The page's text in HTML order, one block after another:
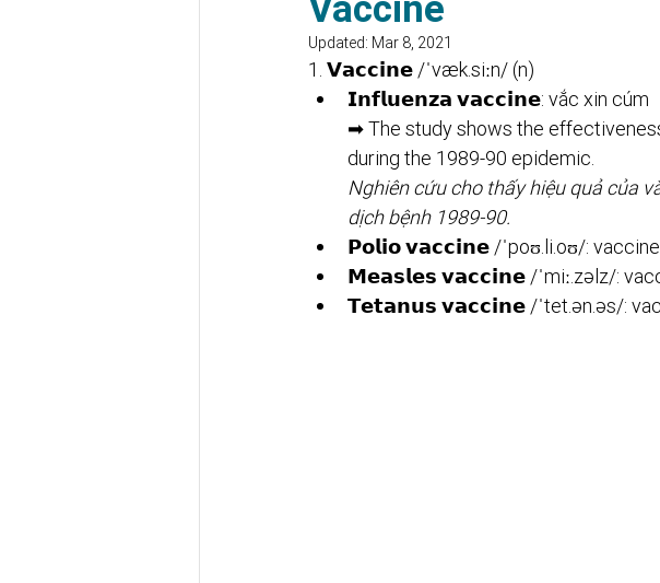
Updated: Mar 8, 2021
1. 𝗩𝗮𝗰𝗰𝗶𝗻𝗲 /ˈvæk.siːn/ (n)
𝗜𝗻𝗳𝗹𝘂𝗲𝗻𝘇𝗮 𝘃𝗮𝗰𝗰𝗶𝗻𝗲: vắc xin cúm
➡ The study shows the
during the 1989-90 epidemic.
Nghiên cứu cho thấy hiệu quả của
dịch bệnh 1989-90.
𝗣𝗼𝗹𝗶𝗼 𝘃𝗮𝗰𝗰𝗶𝗻𝗲 /ˈpoʊ.li.oʊ/:
𝗠𝗲𝗮𝘀𝗹𝗲𝘀 𝘃𝗮𝗰𝗰𝗶𝗻𝗲 /ˈmiː.zəlz/:
𝗧𝗲𝘁𝗮𝗻𝘂𝘀 𝘃𝗮𝗰𝗰𝗶𝗻𝗲 /ˈtet.ən.əs/: